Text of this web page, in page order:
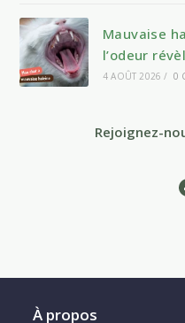
Mauvaise
l’odeur
4 AOÛT 2026 / 0
Rejoignez-
À propos